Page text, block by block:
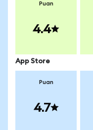
Puan
4.4
App Store
Puan
4.7